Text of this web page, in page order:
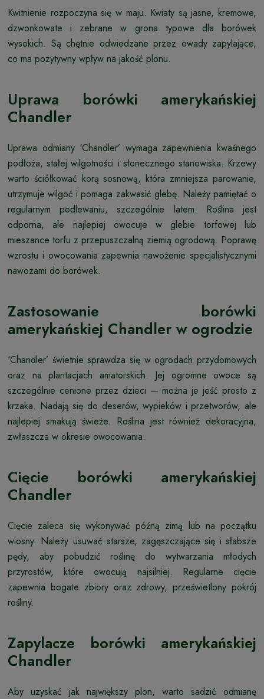
Kwitnienie rozpoczyna się w maju. Kwiaty są jasne, kremowe,
dzwonkowate i zebrane w grona typowe dla borówek
wysokich. Są chętnie odwiedzane przez owady zapylające,
co ma pozytywny wpływ na jakość plonu.
Uprawa borówki amerykańskiej
Chandler
Uprawa odmiany ‘Chandler’ wymaga zapewnienia kwaśnego
podłoża, stałej wilgotności i słonecznego stanowiska. Krzewy
warto ściółkować korą sosnową, która zmniejsza parowanie,
utrzymuje wilgoć i pomaga zakwasić glebę. Należy pamiętać o
regularnym podlewaniu, szczególnie latem. Roślina jest
odporna, ale najlepiej owocuje w glebie torfowej lub
mieszance torfu z przepuszczalną ziemią ogrodową. Poprawę
wzrostu i owocowania zapewnia nawożenie specjalistycznymi
nawozami do borówek.
Zastosowanie borówki
amerykańskiej Chandler w ogrodzie
‘Chandler’ świetnie sprawdza się w ogrodach przydomowych
oraz na plantacjach amatorskich. Jej ogromne owoce są
szczególnie cenione przez dzieci — można je jeść prosto z
krzaka. Nadają się do deserów, wypieków i przetworów, ale
najlepiej smakują świeże. Roślina jest również dekoracyjna,
zwłaszcza w okresie owocowania.
Cięcie borówki amerykańskiej
Chandler
Cięcie zaleca się wykonywać późną zimą lub na początku
wiosny. Należy usuwać starsze, zagęszczające się i słabsze
pędy, aby pobudzić roślinę do wytwarzania młodych
przyrostów, które owocują najsilniej. Regularne cięcie
zapewnia bogate zbiory oraz zdrowy, prześwietlony pokrój
rośliny.
Zapylacze borówki amerykańskiej
Chandler
Aby uzyskać jak największy plon, warto sadzić odmianę